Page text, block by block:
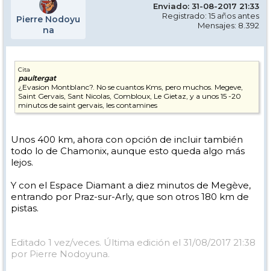
Pierre Nodoyu
na
Enviado: 31-08-2017 21:33
Registrado: 15 años antes
Mensajes: 8.392
Cita
paultergat
¿Evasion Montblanc?. No se cuantos Kms, pero muchos. Megeve,
Saint Gervais, Sant Nicolas, Combloux, Le Gietaz, y a unos 15 -20
minutos de saint gervais, les contamines
Unos 400 km, ahora con opción de incluir también
todo lo de Chamonix, aunque esto queda algo más
lejos.
Y con el Espace Diamant a diez minutos de Megève,
entrando por Praz-sur-Arly, que son otros 180 km de
pistas.
Editado 1 vez/veces. Última edición el 31/08/2017 21:38
por Pierre Nodoyuna.